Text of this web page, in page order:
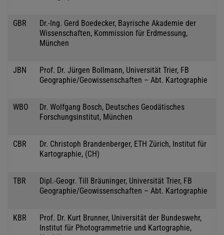
GBR
Dr.-Ing. Gerd Boedecker, Bayrische Akademie der
Wissenschaften, Kommission für Erdmessung,
München
JBN
Prof. Dr. Jürgen Bollmann, Universität Trier, FB
Geographie/Geowissenschaften – Abt. Kartographie
WBO
Dr. Wolfgang Bosch, Deutsches Geodätisches
Forschungsinstitut, München
CBR
Dr. Christoph Brandenberger, ETH Zürich, Institut für
Kartographie, (CH)
TBR
Dipl.-Geogr. Till Bräuninger, Universität Trier, FB
Geographie/Geowissenschaften – Abt. Kartographie
KBR
Prof. Dr. Kurt Brunner, Universität der Bundeswehr,
Institut für Photogrammetrie und Kartographie,